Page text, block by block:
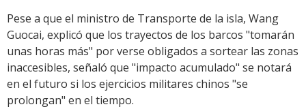
Pese a que el ministro de Transporte de la isla, Wang
Guocai, explicó que los trayectos de los barcos "tomarán
unas horas más" por verse obligados a sortear las zonas
inaccesibles, señaló que "impacto acumulado" se notará
en el futuro si los ejercicios militares chinos "se
prolongan" en el tiempo.